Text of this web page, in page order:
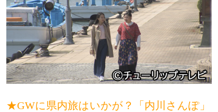
★GWに県内旅はいかが？「内川さんぽ」